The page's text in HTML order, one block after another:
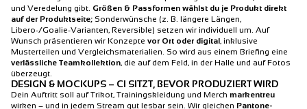
und Veredelung gibt. Größen & Passformen wählst du je Produkt direkt
auf der Produktseite; Sonderwünsche (z. B. längere Längen,
Libero-/Goalie-Varianten, Reversible) setzen wir individuell um. Auf
Wunsch präsentieren wir Konzepte vor Ort oder digital, inklusive
Musterteilen und Vergleichsmaterialien. So wird aus einem Briefing eine
verlässliche Teamkollektion, die auf dem Feld, in der Halle und auf Fotos
überzeugt.
DESIGN & MOCKUPS – CI SITZT, BEVOR PRODUZIERT WIRD
Dein Auftritt soll auf Trikot, Trainingskleidung und Merch markentreu
wirken – und in jedem Stream gut lesbar sein. Wir gleichen Pantone-